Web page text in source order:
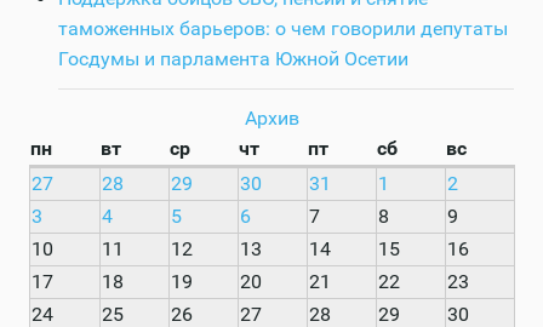
таможенных барьеров: о чем говорили депутаты
Госдумы и парламента Южной Осетии
Архив
пн
вт ср чт пт сб
вс
27
28 29 30 31 1
2
3
4 5 6 7 8
9
10
11 12 13 14 15
16
17
18 19 20 21 22
23
24
25 26 27 28 29
30